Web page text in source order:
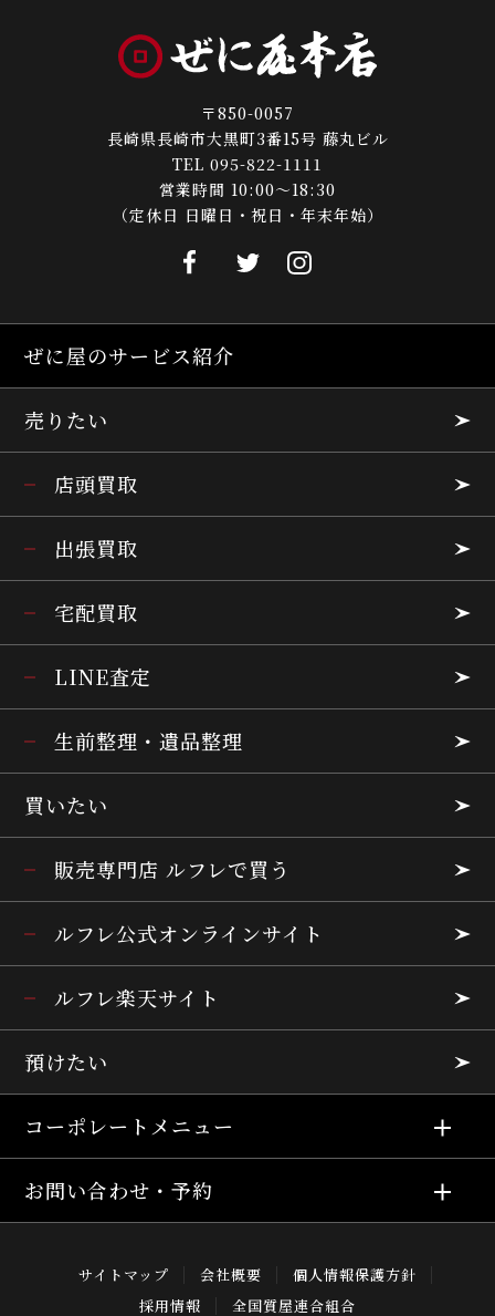
〒850-0057
長崎県長崎市大黒町3番15号 藤丸ビル
TEL 095-822-1111
営業時間 10:00～18:30
（定休日 日曜日・祝日・年末年始）
ぜに屋のサービス紹介
売りたい
店頭買取
出張買取
宅配買取
LINE査定
生前整理・遺品整理
買いたい
販売専門店 ルフレで買う
ルフレ公式オンラインサイト
ルフレ楽天サイト
預けたい
コーポレートメニュー
お問い合わせ・予約
サイトマップ 会社概要
個人情報保護方針
採用情報
全国質屋連合組合